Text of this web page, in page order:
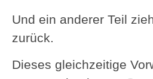
Und ein anderer Teil
zurück.
Dieses gleichzeitige